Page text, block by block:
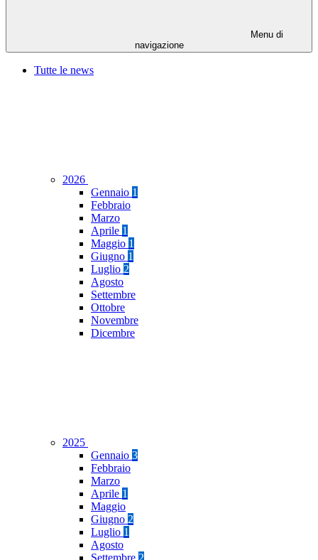
Menu di
navigazione
Tutte le news
2026
Gennaio 1
Febbraio
Marzo
Aprile 1
Maggio 1
Giugno 1
Luglio 2
Agosto
Settembre
Ottobre
Novembre
Dicembre
2025
Gennaio 3
Febbraio
Marzo
Aprile 1
Maggio
Giugno 2
Luglio 1
Agosto